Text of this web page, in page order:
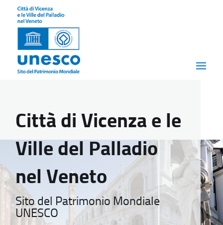
Città di Vicenza e le
Ville del Palladio
nel Veneto
Sito del Patrimonio Mondiale
UNESCO